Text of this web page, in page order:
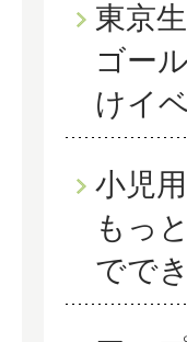
東京
ゴー
けイ
小児
もっ
でで